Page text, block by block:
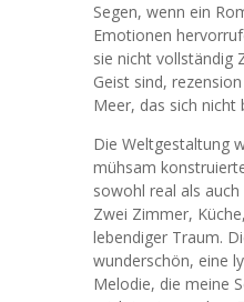
Segen, wenn ein
Emotionen
sie nicht vollständig
Geist sind,
Meer, das sich nicht
Die Weltgestaltung
mühsam
sowohl real als
Zwei Zimmer,
lebendiger Traum.
wunderschön, eine
Melodie, die meine